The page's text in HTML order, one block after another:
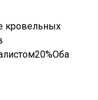
кровельных